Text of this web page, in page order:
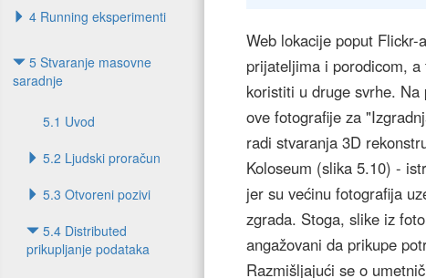
4 Running eksperimenti
5 Stvaranje masovne
saradnje
5.1 Uvod
5.2 Ljudski proračun
5.3 Otvoreni pozivi
5.4 Distributed
prikupljanje podataka
Web lokacije poput
prijateljima i porodicom,
koristiti u druge svrhe.
ove fotografije za
radi stvaranja 3D
Koloseum (slika 5.10) -
jer su većinu fotografija
zgrada. Stoga, slike iz
angažovani da prikupe
Razmišljajući se o